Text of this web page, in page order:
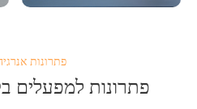
פתרונות
פתרונות למפעלים